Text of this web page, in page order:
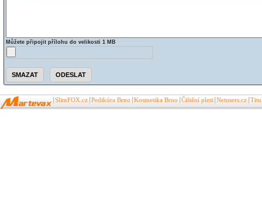
Můžete připojit přílohu do velikosti 1 MB
SlimFOX.cz Pedikúra Brno Kosmetika Brno Čištění pleti Netusers.cz